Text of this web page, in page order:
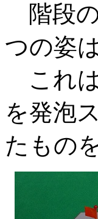
階段の
つの姿
これ
を発泡
たもの